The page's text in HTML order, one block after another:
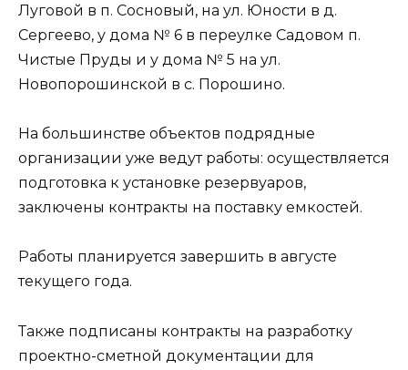
Луговой в п. Сосновый, на ул. Юности в д.
Сергеево, у дома № 6 в переулке Садовом п.
Чистые Пруды и у дома № 5 на ул.
Новопорошинской в с. Порошино.
На большинстве объектов подрядные
организации уже ведут работы: осуществляется
подготовка к установке резервуаров,
заключены контракты на поставку емкостей.
Работы планируется завершить в августе
текущего года.
Также подписаны контракты на разработку
проектно-сметной документации для